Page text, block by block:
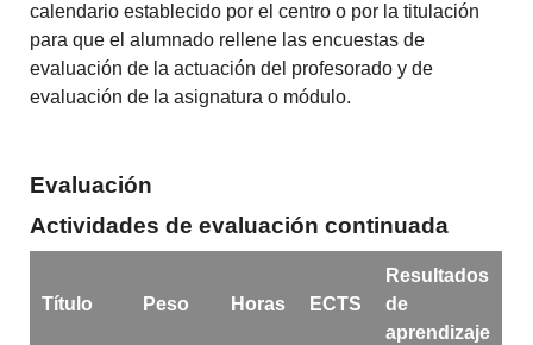
calendario establecido por el centro o por la titulación
para que el alumnado rellene las encuestas de
evaluación de la actuación del profesorado y de
evaluación de la asignatura o módulo.
Evaluación
Actividades de evaluación continuada
Título Peso Horas ECTS
Resultados
de
aprendizaje